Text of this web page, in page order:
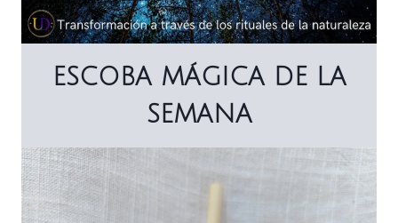
ESCOBA MÁGICA DE LA
SEMANA